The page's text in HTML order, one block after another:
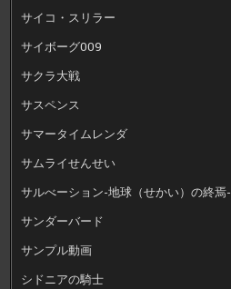
サイコ・スリラー
サイボーグ009
サクラ大戦
サスペンス
サマータイムレンダ
サムライせんせい
サルべーション-地球（せかい）の終焉-
サンダーバード
サンプル動画
シドニアの騎士